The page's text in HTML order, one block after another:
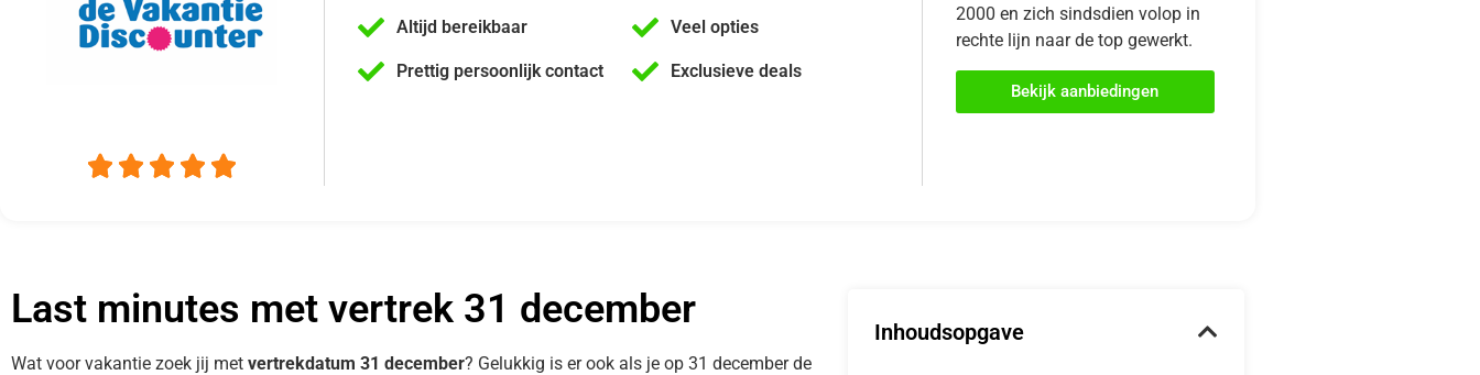
    
Altijd bereikbaar
Prettig persoonlijk contact
Veel opties
Exclusieve deals
2000 en zich sindsdien volop in
rechte lijn naar de top gewerkt.
Bekijk aanbiedingen
Last minutes met vertrek 31 december
Wat voor vakantie zoek jij met vertrekdatum 31 december? Gelukkig is er ook als je op 31 december de
Inhoudsopgave